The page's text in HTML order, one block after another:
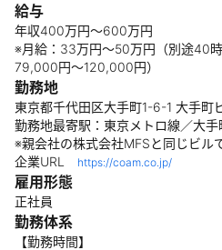
給与
年収400万円～600万円
※月給：33万円～50万円（別途40
79,000円〜120,000円）
勤務地
東京都千代田区大手町1-6-1 大手町
勤務地最寄駅：東京メトロ線／大手
※親会社の株式会社MFSと同じビル
企業URL
https://coam.co.jp/
雇用形態
正社員
勤務体系
【勤務時間】